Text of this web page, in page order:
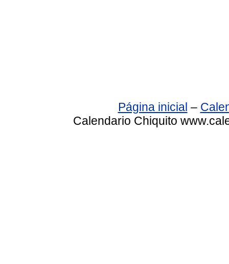
Página inicial –
Calendario Chiquito